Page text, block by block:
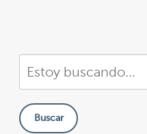
Buscar
en
nuestra
sitioBuscar